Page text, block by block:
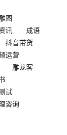
图
讯
成语
抖音带货
运营
雕龙客
试
咨询